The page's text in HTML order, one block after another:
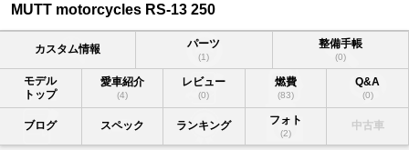
MUTT motorcycles RS-13 250
カスタム情報 パーツ
(1)
整備手帳
(0)
モデル
トップ
愛車紹介
(4)
レビュー
(0)
燃費
(83)
Q&A
(0)
ブログ スペック ランキング フォト
(2)
中古車